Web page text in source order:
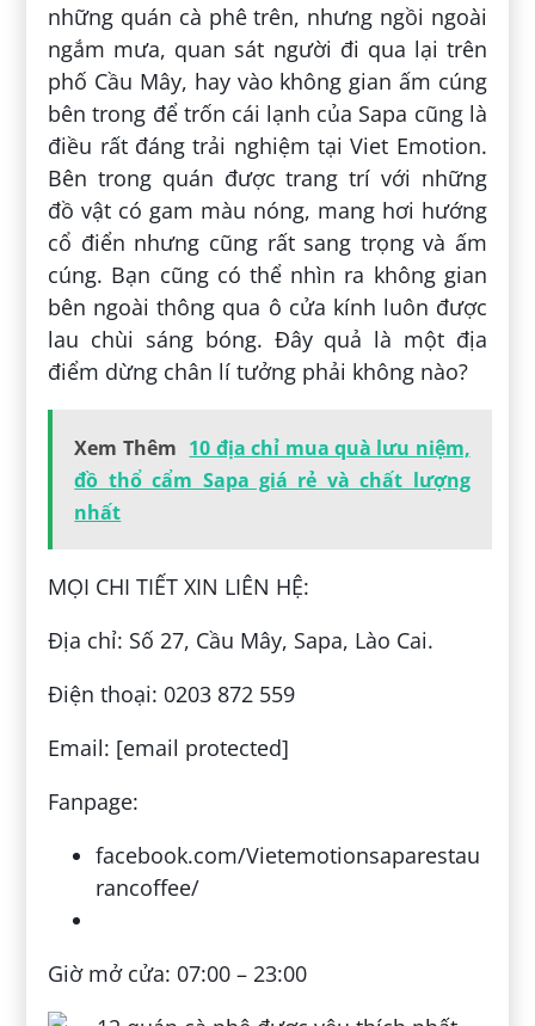
những quán cà phê trên, nhưng ngồi ngoài
ngắm mưa, quan sát người đi qua lại trên
phố Cầu Mây, hay vào không gian ấm cúng
bên trong để trốn cái lạnh của Sapa cũng là
điều rất đáng trải nghiệm tại Viet Emotion.
Bên trong quán được trang trí với những
đồ vật có gam màu nóng, mang hơi hướng
cổ điển nhưng cũng rất sang trọng và ấm
cúng. Bạn cũng có thể nhìn ra không gian
bên ngoài thông qua ô cửa kính luôn được
lau chùi sáng bóng. Đây quả là một địa
điểm dừng chân lí tưởng phải không nào?
Xem Thêm 10 địa chỉ mua quà lưu niệm,
đồ thổ cẩm Sapa giá rẻ và chất lượng
nhất
MỌI CHI TIẾT XIN LIÊN HỆ:
Địa chỉ: Số 27, Cầu Mây, Sapa, Lào Cai.
Điện thoại: 0203 872 559
Email: [email protected]
Fanpage:
facebook.com/Vietemotionsaparestau
rancoffee/
Giờ mở cửa: 07:00 – 23:00